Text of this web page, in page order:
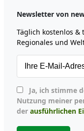
Newsletter von
Täglich kostenlos
Regionales und
Nutzung meiner
der ausführlichen